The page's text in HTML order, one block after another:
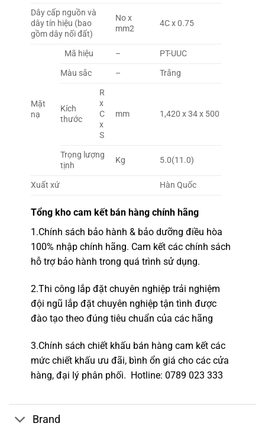
Dây cấp nguồn và
dây tín hiệu (bao
gồm dây nối đất)
No x
mm2
4C x 0.75
Mặt
nạ
Mã hiệu –
PT-UUC
Màu sắc
– Trắng
Kích
thước
R
x
C
x
S
mm 1,420 x 34 x 500
Trọng lượng
tịnh
Kg 5.0(11.0)
Xuất xứ Hàn Quốc
Tổng kho cam kết bán hàng chính hãng
1.Chính sách bảo hành & bảo dưỡng điều hòa
100% nhập chính hãng. Cam kết các chính sách
hỗ trợ bảo hành trong quá trình sử dụng.
2.Thi công lắp đặt chuyên nghiệptrải nghiệm
đội ngũ lắp đặt chuyên nghiệp tận tình được
đào tạo theo đúng tiêu chuẩn của các hãng
3.Chính sách chiết khấu bán hàng cam kết các
mức chiết khấu ưu đãi, bình ổn giá cho các cửa
hàng, đại lý phân phối. Hotline: 0789 023 333
Brand